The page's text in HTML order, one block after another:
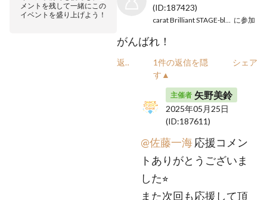
メントを残して一緒にこの
イベントを盛り上げよう！
(ID:187423)
に参加
がんばれ！
返信
1件の返信を隠
す▲
シェア
主催者 矢野美鈴
2025年05月25日
(ID:187611)
@佐藤一海応援コメン
トありがとうございま
した⭐︎
また次回も応援して頂